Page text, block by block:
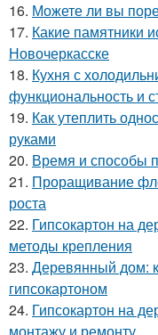
16. Можете ли вы
17. Какие памятники
Новочеркасске
18. Кухня с
функциональность и
19. Как утеплить
руками
20. Время и способы
21. Проращивание
роста
22. Гипсокартон на
методы крепления
23. Деревянный дом:
гипсокартоном
24. Гипсокартон на